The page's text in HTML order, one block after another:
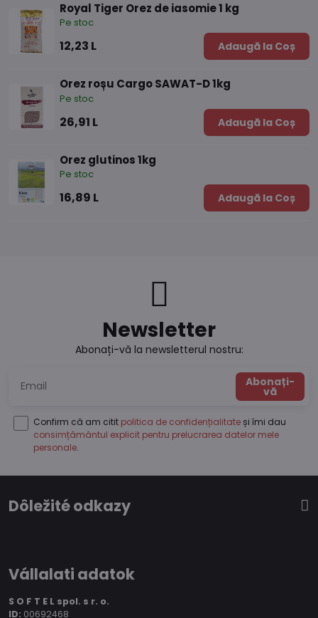
Royal Tiger Orez de iasomie 1 kg
Pe stoc
12,23 L Adaugă la Coș
Orez roșu Cargo SAWAT-D 1kg
Pe stoc
26,91 L Adaugă la Coș
Orez glutinos 1kg
Pe stoc
16,89 L Adaugă la Coș
Newsletter
Abonați-vă la newsletterul nostru:
Abonați-
vă
Confirm că am citit politica de confidențialitate și îmi dau
consimțământul explicit pentru prelucrarea datelor mele
personale.
Dôležité odkazy
Vállalati adatok
S O F T E L spol. s r. o.
ID: 00692468